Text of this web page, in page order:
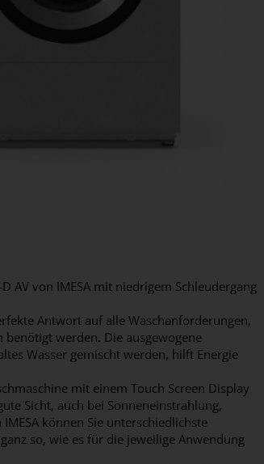
AV von IMESA mit niedrigem Schleudergang
Antwort auf alle Waschanforderungen,
benötigt werden. Die ausgewogene
Wasser gemischt werden, hilft Energie
mit einem Touch Screen Display
Sicht, auch bei Sonneneinstrahlung,
können Sie unterschiedlichste
so, wie es für die jeweilige Anwendung